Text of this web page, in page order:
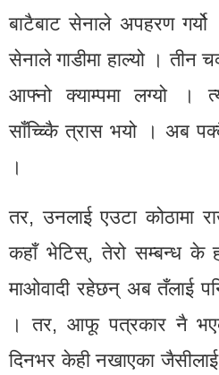
बाटैबाट सेनाले अपहरण
सेनाले गाडीमा हाल्यो । तीन
आफ्नो क्याम्पमा लग्यो ।
साँच्च्किै त्रास भयो । अब
।
तर, उनलाई एउटा कोठामा
कहाँ भेटिस्, तेरो सम्बन्ध के
माओवादी रहेछन् अब तँलाई
। तर, आफू पत्रकार नै
दिनभर केही नखाएका